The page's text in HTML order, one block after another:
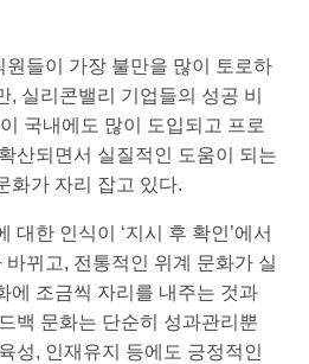
들이 가장 불만을 많이 토로하
, 실리콘밸리 기업들의 성공 비
이 국내에도 많이 도입되고 프로
산되면서 실질적인 도움이 되는
화가 자리 잡고 있다.
대한 인식이 ‘지시 후 확인’에서
바뀌고, 전통적인 위계 문화가 실
에 조금씩 자리를 내주는 것과
백 문화는 단순히 성과관리뿐
성, 인재유지 등에도 긍정적인